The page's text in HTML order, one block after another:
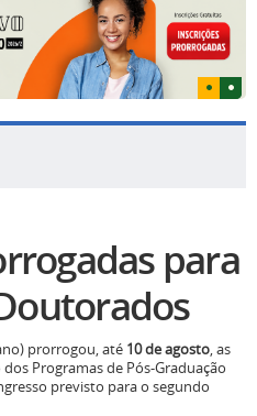
para
prorrogou, até 10 de agosto, as
Programas de Pós-Graduação
previsto para o segundo